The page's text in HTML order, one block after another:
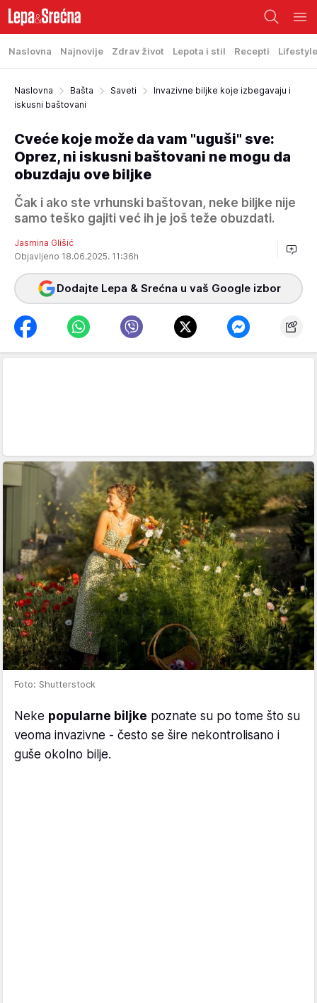
Naslovna Najnovije Zdrav život Lepota i stil Recepti Lifestyle
Naslovna Bašta Saveti
Invazivne biljke koje izbegavaju i
iskusni baštovani
Cveće koje može da vam "uguši" sve:
Oprez, ni iskusni baštovani ne mogu da
obuzdaju ove biljke
Čak i ako ste vrhunski baštovan, neke biljke nije
samo teško gajiti već ih je još teže obuzdati.
Jasmina Glišić
Objavljeno 18.06.2025. 11:36h
Dodajte Lepa & Srećna u vaš Google izbor
Foto: Shutterstock
Neke popularne biljke poznate su po tome što su
veoma invazivne - često se šire nekontrolisano i
guše okolno bilje.